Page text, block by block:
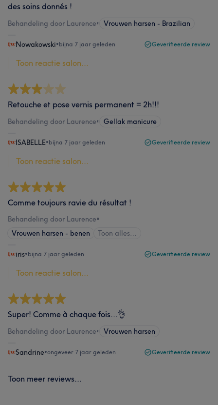
des soins donnés !
Behandeling door Laurence• Vrouwen harsen - Brazilian
Nowakowski•bijna 7 jaar geleden Geverifieerde review
Toon reactie salon...
Retouche et pose vernis permanent = 2h!!!
Behandeling door Laurence• Gellak manicure
ISABELLE•bijna 7 jaar geleden Geverifieerde review
Toon reactie salon...
Comme toujours ravie du résultat !
Behandeling door Laurence•
Vrouwen harsen - benen
Toon alles…
iris•bijna 7 jaar geleden Geverifieerde review
Toon reactie salon...
Super! Comme à chaque fois...👌
Behandeling door Laurence• Vrouwen harsen
Sandrine•ongeveer 7 jaar geleden Geverifieerde review
Toon meer reviews...